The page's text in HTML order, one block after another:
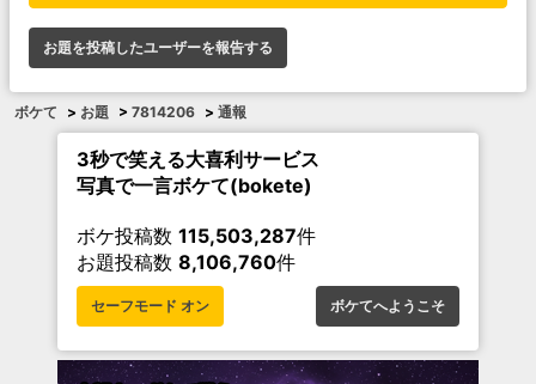
お題を投稿したユーザーを報告する
ボケて > お題 > 7814206 > 通報
3秒で笑える大喜利サービス
写真で一言ボケて(bokete)
ボケ投稿数 115,503,287件
お題投稿数 8,106,760件
セーフモード オン ボケてへようこそ